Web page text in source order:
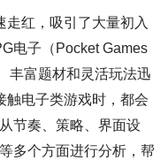
红，吸引了大量初入
电子（Pocket Games
丰富题材和灵活玩法迅
触电子类游戏时，都会
节奏、策略、界面设
多个方面进行分析，帮